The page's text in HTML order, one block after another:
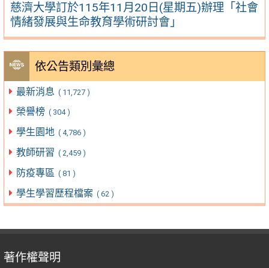
慈濟大學訂於115年11月20日(星期五)辦理「社會
情緒發展與生命教育學術研討會」
依公告類別彙總
最新消息 ( 11,727 )
榮譽榜 ( 304 )
學生園地 ( 4,786 )
教師研習 ( 2,459 )
防疫專區 ( 81 )
學生學習歷程檔案 ( 62 )
著作權聲明